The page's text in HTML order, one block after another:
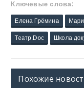
Ключевые слова:
Елена Грёмина
Театр.Doc Школа
Похожие